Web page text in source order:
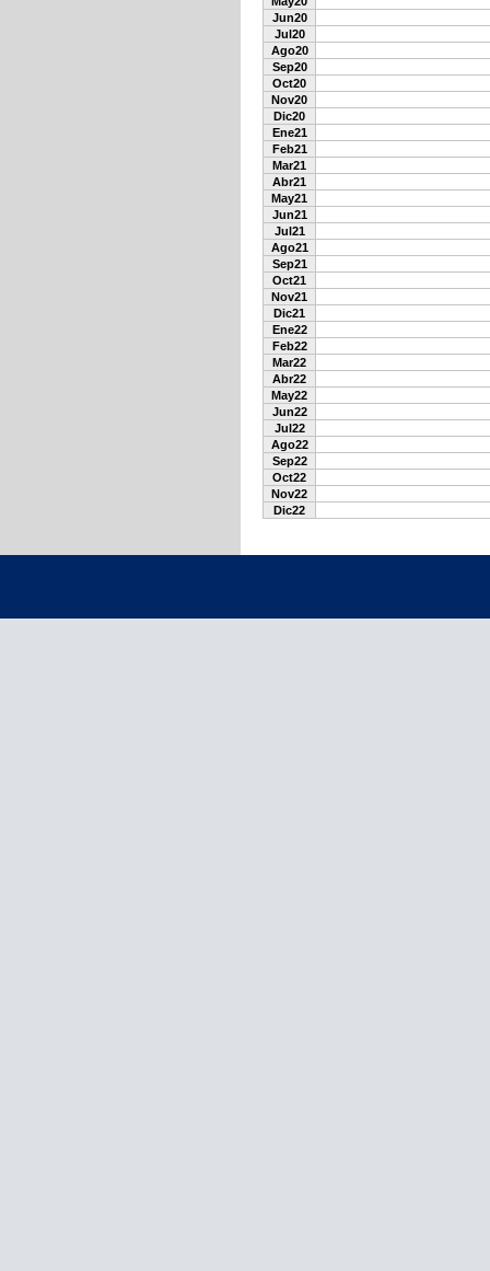
Jun20
Jul20
Ago20
Sep20
Oct20
Nov20
Dic20
Ene21
Feb21
Mar21
Abr21
May21
Jun21
Jul21
Ago21
Sep21
Oct21
Nov21
Dic21
Ene22
Feb22
Mar22
Abr22
May22
Jun22
Jul22
Ago22
Sep22
Oct22
Nov22
Dic22